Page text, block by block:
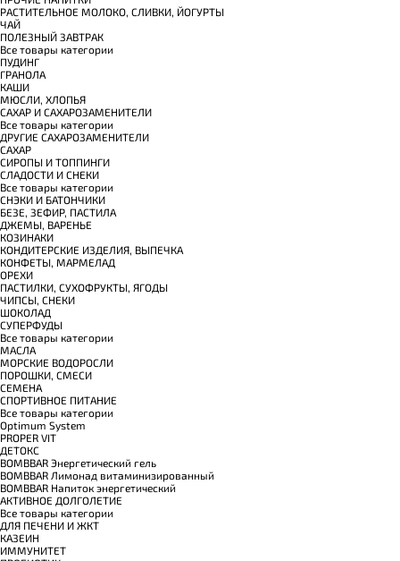
РАСТИТЕЛЬНОЕ МОЛОКО, СЛИВКИ, ЙОГУРТЫ
ЧАЙ
ПОЛЕЗНЫЙ ЗАВТРАК
Все товары категории
ПУДИНГ
ГРАНОЛА
КАШИ
МЮСЛИ, ХЛОПЬЯ
САХАР И САХАРОЗАМЕНИТЕЛИ
Все товары категории
ДРУГИЕ САХАРОЗАМЕНИТЕЛИ
САХАР
СИРОПЫ И ТОППИНГИ
СЛАДОСТИ И СНЕКИ
Все товары категории
СНЭКИ И БАТОНЧИКИ
БЕЗЕ, ЗЕФИР, ПАСТИЛА
ДЖЕМЫ, ВАРЕНЬЕ
КОЗИНАКИ
КОНДИТЕРСКИЕ ИЗДЕЛИЯ, ВЫПЕЧКА
КОНФЕТЫ, МАРМЕЛАД
ОРЕХИ
ПАСТИЛКИ, СУХОФРУКТЫ, ЯГОДЫ
ЧИПСЫ, СНЕКИ
ШОКОЛАД
СУПЕРФУДЫ
Все товары категории
МАСЛА
МОРСКИЕ ВОДОРОСЛИ
ПОРОШКИ, СМЕСИ
СЕМЕНА
СПОРТИВНОЕ ПИТАНИЕ
Все товары категории
Optimum System
PROPER VIT
ДЕТОКС
BOMBBAR Энергетический гель
BOMBBAR Лимонад витаминизированный
BOMBBAR Напиток энергетический
АКТИВНОЕ ДОЛГОЛЕТИЕ
Все товары категории
ДЛЯ ПЕЧЕНИ И ЖКТ
КАЗЕИН
ИММУНИТЕТ